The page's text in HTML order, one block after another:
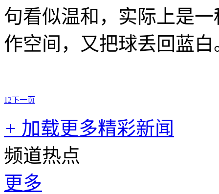
句看似温和，实际上是
作空间，又把球丢回蓝白
1 2下一页
+ 加载更多精彩新闻
频道热点
更多